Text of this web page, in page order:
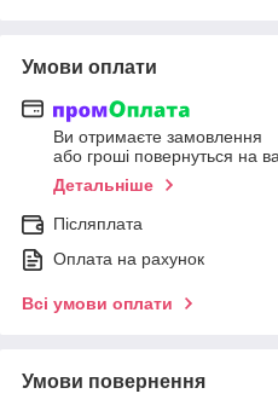
Умови оплати
Ви отримаєте замовлення
або гроші повернуться на
Детальніше
Післяплата
Оплата на рахунок
Всі умови оплати
Умови повернення